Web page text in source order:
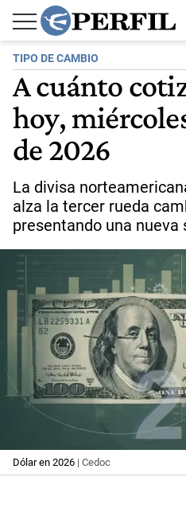
TIPO DE CAMBIO
A cuánto
hoy,
de 2026
La divisa
alza la tercer rueda
presentando una nueva
Dólar en 2026 | Cedoc